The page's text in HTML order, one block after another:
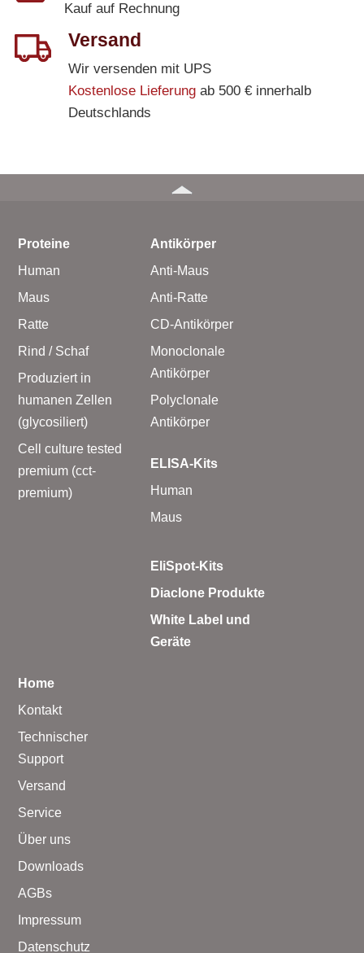
Kauf auf Rechnung
Versand
Wir versenden mit UPS
Kostenlose Lieferungab 500 € innerhalb
Deutschlands
Proteine
Human
Maus
Ratte
Rind / Schaf
Produziert in
humanen Zellen
(glycosiliert)
Cell culture tested
premium (cct-
premium)
Antikörper
Anti-Maus
Anti-Ratte
CD-Antikörper
Monoclonale
Antikörper
Polyclonale
Antikörper
ELISA-Kits
Human
Maus
EliSpot-Kits
Diaclone Produkte
White Label und
Geräte
Home
Kontakt
Technischer
Support
Versand
Service
Über uns
Downloads
AGBs
Impressum
Datenschutz